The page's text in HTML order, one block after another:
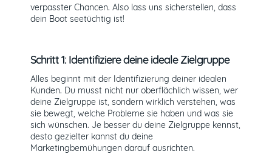
verpasster Chancen. Also lass uns sicherstellen, dass
dein Boot seetüchtig ist!
Schritt 1: Identifiziere deine ideale Zielgruppe
Alles beginnt mit der Identifizierung deiner idealen
Kunden. Du musst nicht nur oberflächlich wissen, wer
deine Zielgruppe ist, sondern wirklich verstehen, was
sie bewegt, welche Probleme sie haben und was sie
sich wünschen. Je besser du deine Zielgruppe kennst,
desto gezielter kannst du deine
Marketingbemühungen darauf ausrichten.